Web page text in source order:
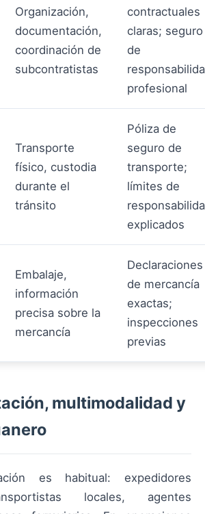
Organización,
documentación,
coordinación de
subcontratistas
contractuales
claras; seguro
de
profesional
Transporte
físico, custodia
durante el
tránsito
Póliza de
seguro de
transporte;
límites de
explicados
Embalaje,
información
precisa sobre la
mercancía
Declaraciones
de mercancía
exactas;
inspecciones
previas
multimodalidad y
es habitual: expedidores
locales, agentes